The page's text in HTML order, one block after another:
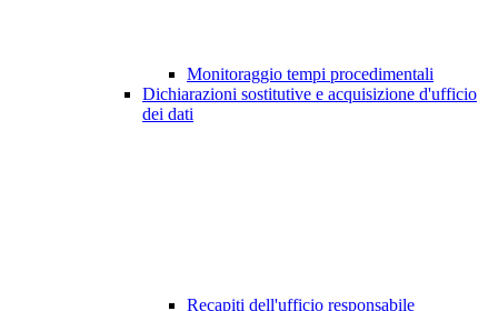
Monitoraggio tempi procedimentali
Dichiarazioni sostitutive e acquisizione d'ufficio
dei dati
Recapiti dell'ufficio responsabile